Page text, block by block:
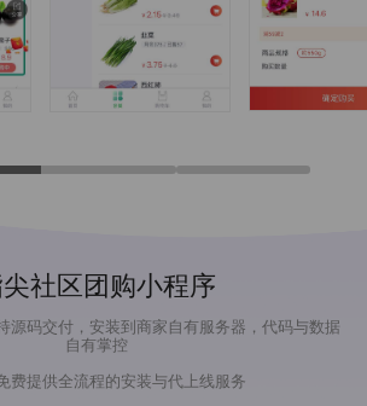
社区团购小程序
源码交付，安装到商家自有服务器，代码与数据
自有掌控
费提供全流程的安装与代上线服务